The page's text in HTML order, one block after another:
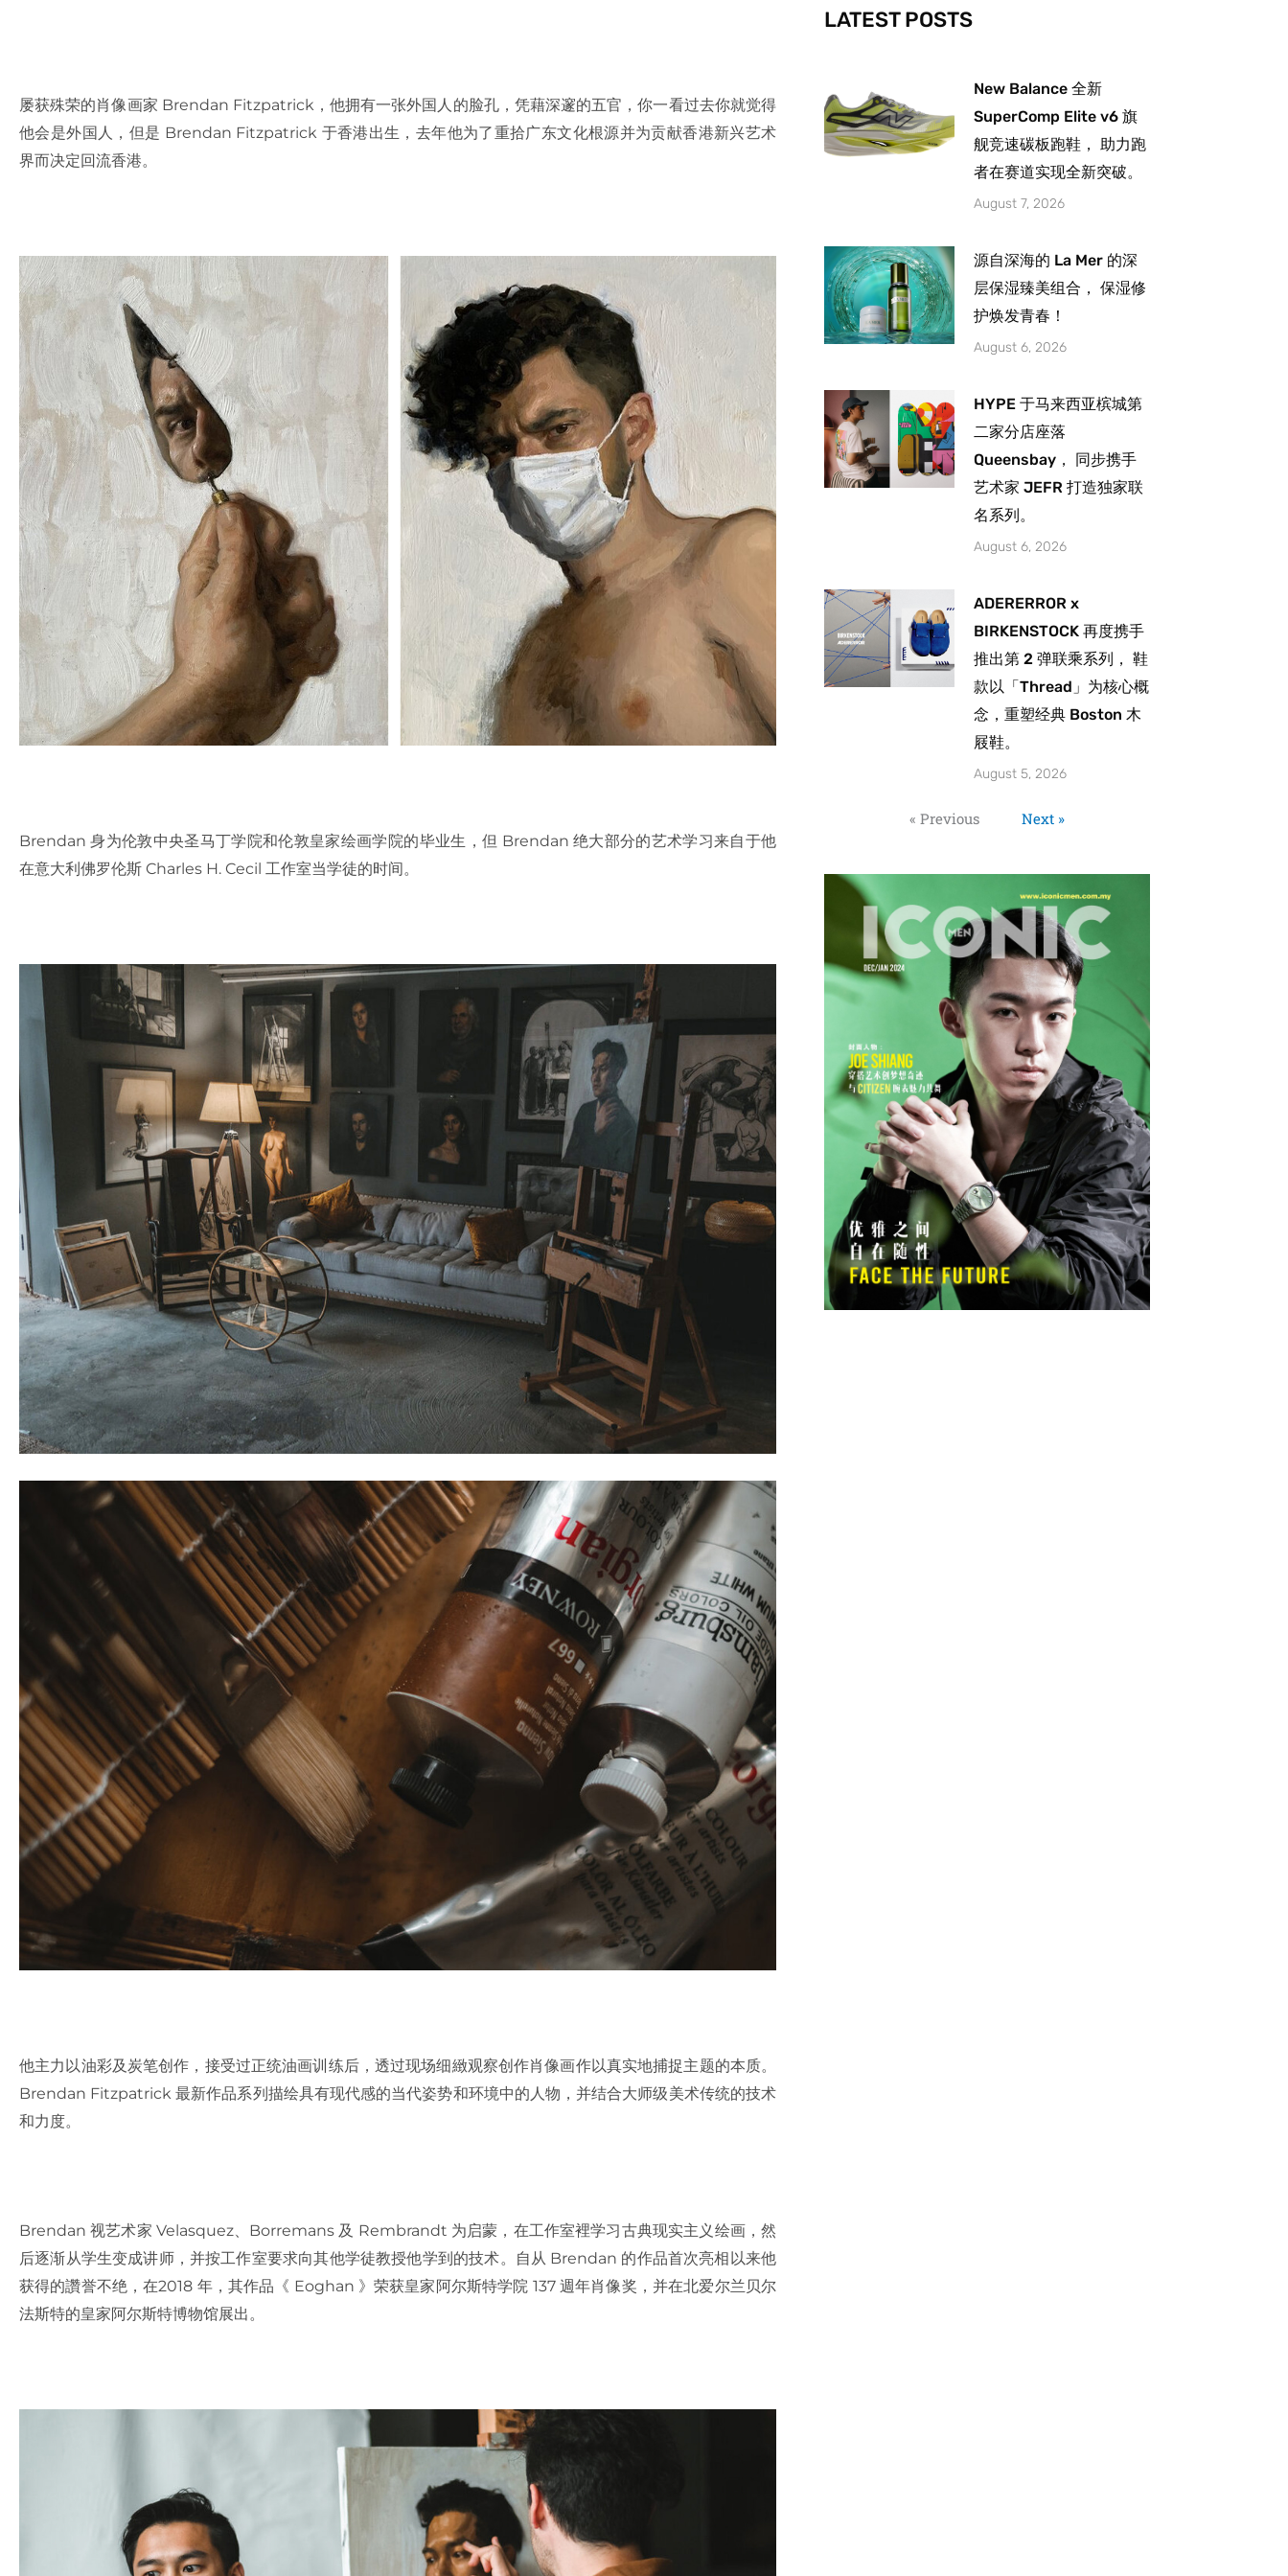
屡获殊荣的肖像画家 Brendan Fitzpatrick，他拥有一张外国人的脸孔，凭藉深邃的五官，你一看过去你就觉得
他会是外国人，但是 Brendan Fitzpatrick 于香港出生，去年他为了重拾广东文化根源并为贡献香港新兴艺术
界而决定回流香港。
Brendan 身为伦敦中央圣马丁学院和伦敦皇家绘画学院的毕业生，但 Brendan 绝大部分的艺术学习来自于他
在意大利佛罗伦斯 Charles H. Cecil 工作室当学徒的时间。
他主力以油彩及炭笔创作，接受过正统油画训练后，透过现场细緻观察创作肖像画作以真实地捕捉主题的本质。
Brendan Fitzpatrick 最新作品系列描绘具有现代感的当代姿势和环境中的人物，并结合大师级美术传统的技术
和力度。
Brendan 视艺术家 Velasquez、Borremans 及 Rembrandt 为启蒙，在工作室裡学习古典现实主义绘画，然
后逐渐从学生变成讲师，并按工作室要求向其他学徒教授他学到的技术。自从 Brendan 的作品首次亮相以来他
获得的讚誉不绝，在2018 年，其作品《 Eoghan 》荣获皇家阿尔斯特学院 137 週年肖像奖，并在北爱尔兰贝尔
法斯特的皇家阿尔斯特博物馆展出。
-
f
m
LATEST POSTS
New Balance 全新
SuperComp Elite v6 旗
舰竞速碳板跑鞋， 助力跑
者在赛道实现全新突破。
August 7, 2026
源自深海的 La Mer 的深
层保湿臻美组合， 保湿修
护焕发青春！
August 6, 2026
HYPE 于马来西亚槟城第
二家分店座落
Queensbay， 同步携手
艺术家 JEFR 打造独家联
名系列。
August 6, 2026
ADERERROR x
BIRKENSTOCK 再度携手
推出第 2 弹联乘系列， 鞋
款以「Thread」为核心概
念，重塑经典 Boston 木
屐鞋。
August 5, 2026
« Previous Next »